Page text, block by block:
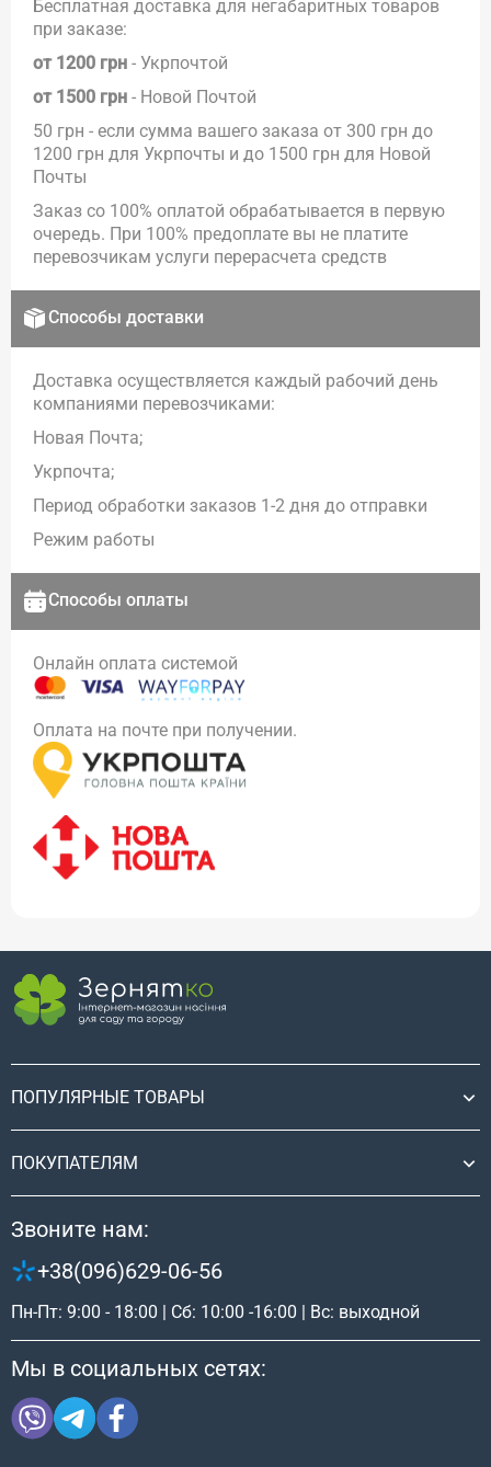
Бесплатная доставка для негабаритных товаров
при заказе:
от 1200 грн - Укрпочтой
от 1500 грн - Новой Почтой
50 грн - если сумма вашего заказа от 300 грн до
1200 грн для Укрпочты и до 1500 грн для Новой
Почты
Заказ со 100% оплатой обрабатывается в первую
очередь. При 100% предоплате вы не платите
перевозчикам услуги перерасчета средств
Способы доставки
Доставка осуществляется каждый рабочий день
компаниями перевозчиками:
Новая Почта;
Укрпочта;
Период обработки заказов 1-2 дня до отправки
Режим работы
Способы оплаты
Онлайн оплата системой
Оплата на почте при получении.
ПОПУЛЯРНЫЕ ТОВАРЫ
ПОКУПАТЕЛЯМ
Звоните нам:
+38(096)629-06-56
Пн-Пт: 9:00 - 18:00 | Сб: 10:00 -16:00 | Вс: выходной
Мы в социальных сетях: